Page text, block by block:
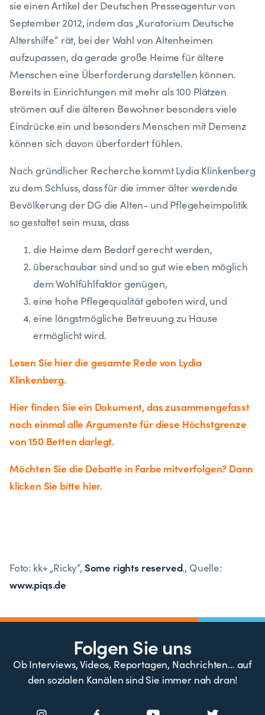
sie einen Artikel der Deutschen Presseagentur von
September 2012, indem das „Kuratorium Deutsche
Altershilfe“ rät, bei der Wahl von Altenheimen
aufzupassen, da gerade große Heime für ältere
Menschen eine Überforderung darstellen können.
Bereits in Einrichtungen mit mehr als 100 Plätzen
strömen auf die älteren Bewohner besonders viele
Eindrücke ein und besonders Menschen mit Demenz
können sich davon überfordert fühlen.
Nach gründlicher Recherche kommt Lydia Klinkenberg
zu dem Schluss, dass für die immer älter werdende
Bevölkerung der DG die Alten- und Pflegeheimpolitik
so gestaltet sein muss, dass
die Heime dem Bedarf gerecht werden,
überschaubar sind und so gut wie eben möglich
dem Wohlfühlfaktor genügen,
eine hohe Pflegequalität geboten wird, und
eine längstmögliche Betreuung zu Hause
ermöglicht wird.
Lesen Sie hier die gesamte Rede von Lydia
Klinkenberg.
Hier finden Sie ein Dokument, das zusammengefasst
noch einmal alle Argumente für diese Höchstgrenze
von 150 Betten darlegt.
Möchten Sie die Debatte in Farbe mitverfolgen? Dann
klicken Sie bitte hier.
Foto: kk+ „Ricky“, Some rights reserved., Quelle:
www.piqs.de
Folgen Sie uns
Ob Interviews, Videos, Reportagen, Nachrichten… auf
den sozialen Kanälen sind Sie immer nah dran!